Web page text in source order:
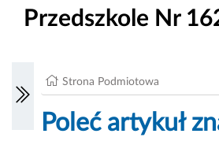
Przedszkole Nr
Strona Podmiotowa
Poleć artykuł